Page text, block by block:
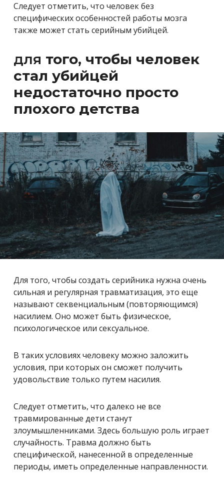
Следует отметить, что человек без
специфических особенностей работы мозга
также может стать серийным убийцей.
для того, чтобы человек
стал убийцей
недостаточно просто
плохого детства
Для того, чтобы создать серийника нужна очень
сильная и регулярная травматизация, это еще
называют секвенциальным (повторяющимся)
насилием. Оно может быть физическое,
психологическое или сексуальное.
В таких условиях человеку можно заложить
условия, при которых он сможет получить
удовольствие только путем насилия.
Следует отметить, что далеко не все
травмированные дети станут
злоумышленниками. Здесь большую роль играет
случайность. Травма должно быть
специфической, нанесенной в определенные
периоды, иметь определенные направленности.